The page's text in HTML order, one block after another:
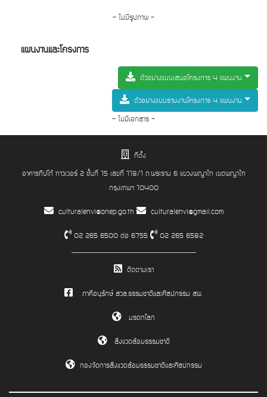
- ไม่มีรูปภาพ -
แผนงานและโครงการ
ตัวอย่างแบบเสนอโครงการ 4 แผนงาน
ตัวอย่างแบบรายงานโครงการ 4 แผนงาน
- ไม่มีเอกสาร -
ที่ตั้ง
อาคารทิปโก้ ทาวเวอร์ 2 ชั้นที่ 15 เลขที่ 118/1 ถ.พระราม 6 แขวงพญาไท เขตพญาไท
กรุงเทพฯ 10400
culturalenvi@onep.go.th culturalenvi@gmail.com
02 265 6500 ต่อ 6755 02 265 6582
ติดตามเรา
ภาคีอนุรักษ์ สวล.ธรรมชาติและศิลปกรรม สผ.
มรดกโลก
สิ่งแวดล้อมธรรมชาติ
กองจัดการสิ่งแวดล้อมธรรมชาติและศิลปกรรม